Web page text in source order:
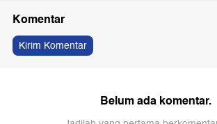
Komentar
Kirim Komentar
Belum ada komentar.